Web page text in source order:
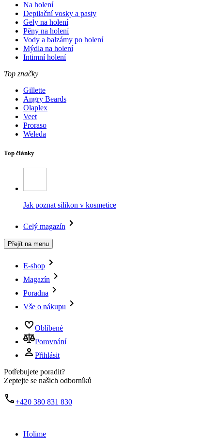
Na holení
Depilační vosky a pasty
Gely na holení
Pěny na holení
Vody a balzámy po holení
Mýdla na holení
Intimní holení
Top značky
Gillette
Angry Beards
Olaplex
Veet
Proraso
Weleda
Top články
Jak poznat silikon v kosmetice
Celý magazín
Přejít na menu
E-shop
Magazín
Poradna
Vše o nákupu
Oblíbené
Porovnání
Přihlásit
Potřebujete poradit?
Zeptejte se našich odborníků
+420 380 831 830
Holime